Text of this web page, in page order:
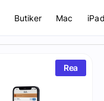
Butiker Mac iPad
Rea